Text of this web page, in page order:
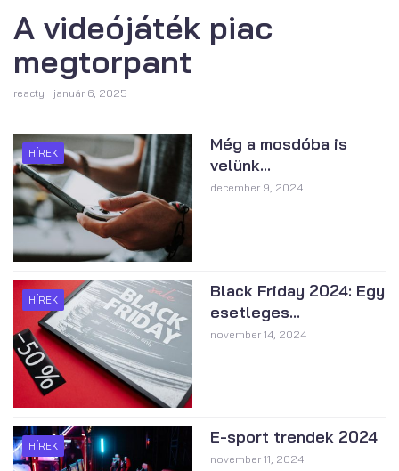
A videójáték piac
megtorpant
reacty január 6, 2025
HÍREK
Még a mosdóba is
velünk...
december 9, 2024
HÍREK
Black Friday 2024: Egy
esetleges...
november 14, 2024
HÍREK E-sport trendek 2024
november 11, 2024